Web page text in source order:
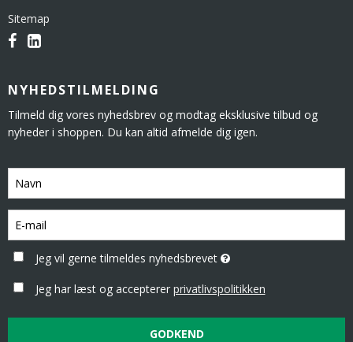
Sitemap
NYHEDSTILMELDING
Tilmeld dig vores nyhedsbrev og modtag eksklusive tilbud og
nyheder i shoppen. Du kan altid afmelde dig igen.
Jeg vil gerne tilmeldes nyhedsbrevet
Jeg har læst og accepterer privatlivspolitikken
GODKEND